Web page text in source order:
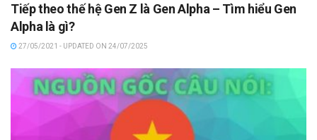
Tiếp theo thế hệ Gen Z là Gen Alpha – Tìm hiểu Gen
Alpha là gì?
27/05/2021 - UPDATED ON 24/07/2025